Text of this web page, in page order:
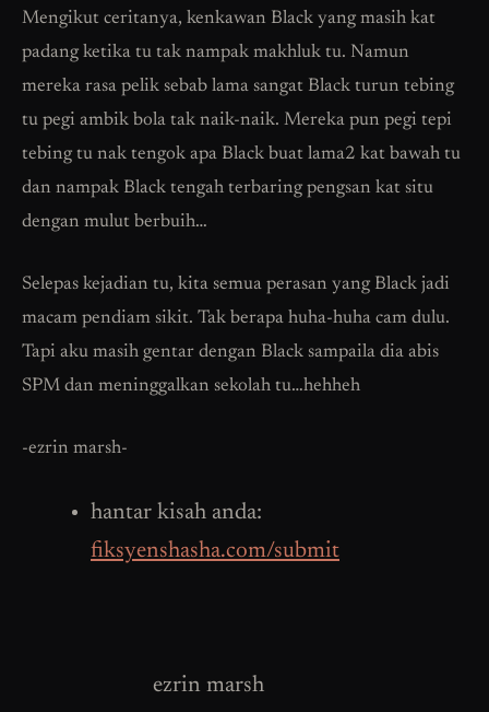
Mengikut ceritanya, kenkawan Black yang masih kat
padang ketika tu tak nampak makhluk tu. Namun
mereka rasa pelik sebab lama sangat Black turun tebing
tu pegi ambik bola tak naik-naik. Mereka pun pegi tepi
tebing tu nak tengok apa Black buat lama2 kat bawah tu
dan nampak Black tengah terbaring pengsan kat situ
dengan mulut berbuih…
Selepas kejadian tu, kita semua perasan yang Black jadi
macam pendiam sikit. Tak berapa huha-huha cam dulu.
Tapi aku masih gentar dengan Black sampaila dia abis
SPM dan meninggalkan sekolah tu…hehheh
-ezrin marsh-
hantar kisah anda:
fiksyenshasha.com/submit
ezrin marsh